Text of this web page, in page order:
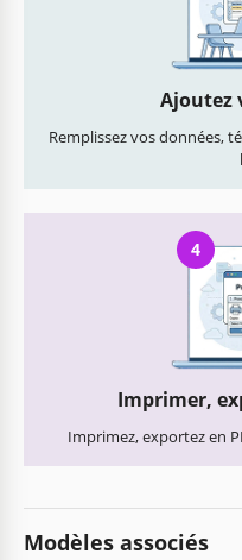
Ajoutez
Remplissez vos données,
4
Imprimer,
Imprimez, exportez en
Modèles associés